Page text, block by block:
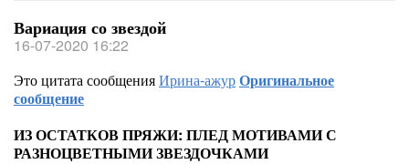
Вариация со звездой
16-07-2020 16:22
Это цитата сообщенияИрина-ажурОригинальное
сообщение
ИЗ ОСТАТКОВ ПРЯЖИ: ПЛЕД МОТИВАМИ С
РАЗНОЦВЕТНЫМИ ЗВЕЗДОЧКАМИ